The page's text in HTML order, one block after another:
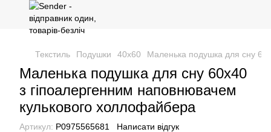
Текстиль Подушки 40x60 Маленька подушка для сну
Маленька подушка для сну 60х40
з гіпоалергенним наповнювачем
кулькового холлофайбера
Артикул: P0975565681 Написати відгук